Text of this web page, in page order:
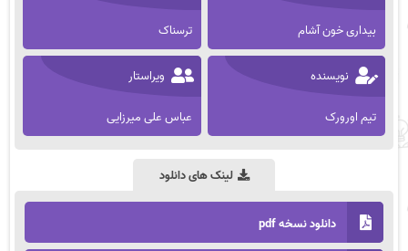
بیداری خون آشام ترسناک
نویسنده
تیم اورورک
ویراستار
عباس علی میرزایی
لینک های دانلود
دانلود نسخه pdf